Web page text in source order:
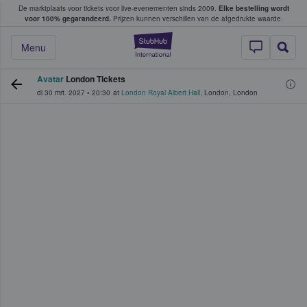
De marktplaats voor tickets voor live-evenementen sinds 2009. Elke bestelling wordt
voor 100% gegarandeerd. Prijzen kunnen verschillen van de afgedrukte waarde.
StubHub: waar
Menu
tickets kopen en verkopen
Avatar London Tickets
di 30 mrt. 2027 • 20:30 at London Royal Albert Hall, London, London